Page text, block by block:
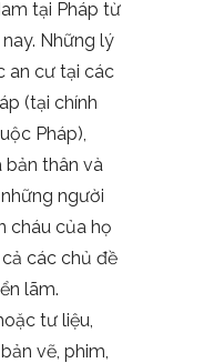
tại Pháp từ
Những lý
an cư tại các
(tại chính
Pháp),
thân và
người
cháu của họ
các chủ đề
lãm.
tư liệu,
vẽ, phim,